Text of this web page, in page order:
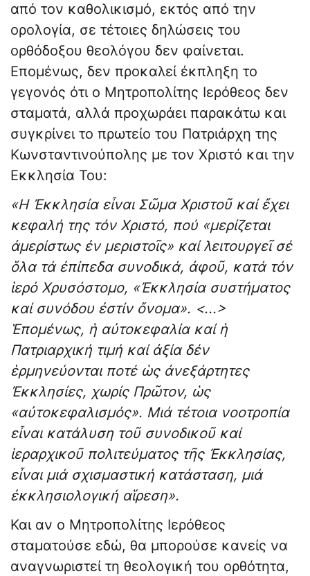
από τον καθολικισμό, εκτός από την
ορολογία, σε τέτοιες δηλώσεις του
ορθόδοξου θεολόγου δεν φαίνεται.
Επομένως, δεν προκαλεί έκπληξη το
γεγονός ότι ο Μητροπολίτης Ιερόθεος δεν
σταματά, αλλά προχωράει παρακάτω και
συγκρίνει το πρωτείο του Πατριάρχη της
Κωνσταντινούπολης με τον Χριστό και την
Εκκλησία Του:
«Η Ἐκκλησία εἶναι Σῶμα Χριστοῦ καί ἔχει
κεφαλή της τόν Χριστό, πού «μερίζεται
ἀμερίστως ἐν μεριστοῖς» καί λειτουργεῖ σέ
ὅλα τά ἐπίπεδα συνοδικά, ἀφοῦ, κατά τόν
ἱερό Χρυσόστομο, «Ἐκκλησία συστήματος
καί συνόδου ἐστίν ὄνομα». <...>
Ἑπομένως, ἡ αὐτοκεφαλία καί ἡ
Πατριαρχική τιμή καί ἀξία δέν
ἑρμηνεύονται ποτέ ὡς ἀνεξάρτητες
Ἐκκλησίες, χωρίς Πρῶτον, ὡς
«αὐτοκεφαλισμός». Μιά τέτοια νοοτροπία
εἶναι κατάλυση τοῦ συνοδικοῦ καί
ἱεραρχικοῦ πολιτεύματος τῆς Ἐκκλησίας,
εἶναι μιά σχισμαστική κατάσταση, μιά
ἐκκλησιολογική αἵρεση».
Και αν ο Μητροπολίτης Ιερόθεος
σταματούσε εδώ, θα μπορούσε κανείς να
αναγνωριστεί τη θεολογική του ορθότητα,